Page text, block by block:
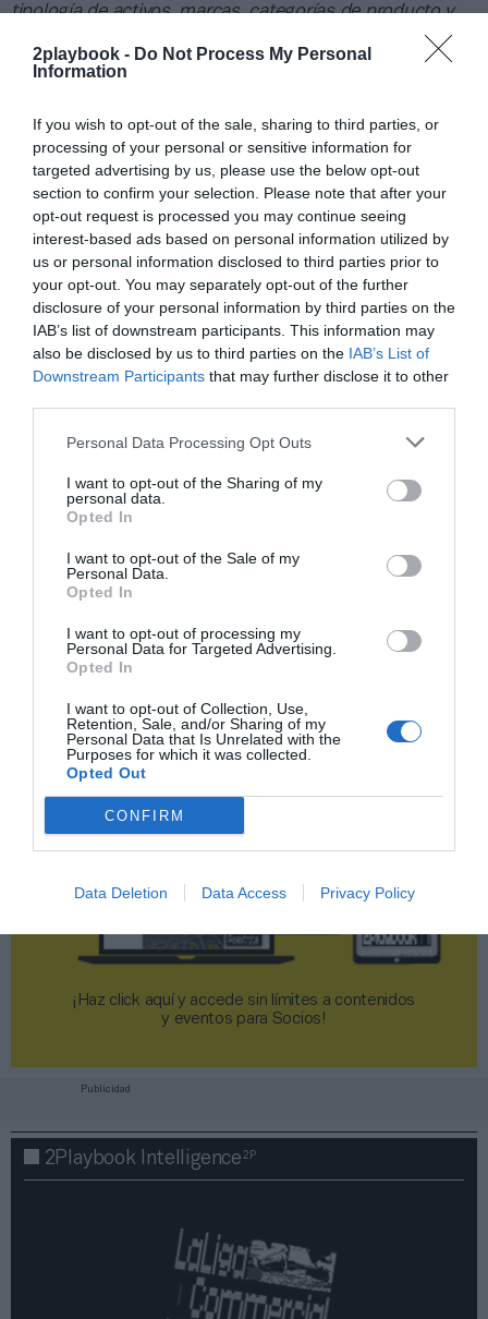
2playbook - Do Not Process My Personal
Information
If you wish to opt-out of the sale, sharing to third parties, or
processing of your personal or sensitive information for
targeted advertising by us, please use the below opt-out
section to confirm your selection. Please note that after your
opt-out request is processed you may continue seeing
interest-based ads based on personal information utilized by
us or personal information disclosed to third parties prior to
your opt-out. You may separately opt-out of the further
disclosure of your personal information by third parties on the
IAB’s list of downstream participants. This information may
also be disclosed by us to third parties on the IAB’s List of
Downstream Participants that may further disclose it to other
Personal Data Processing Opt Outs
I want to opt-out of the Sharing of my
personal data.
Opted In
I want to opt-out of the Sale of my
Personal Data.
Opted In
I want to opt-out of processing my
Personal Data for Targeted Advertising.
Opted In
I want to opt-out of Collection, Use,
Retention, Sale, and/or Sharing of my
Personal Data that Is Unrelated with the
Purposes for which it was collected.
Opted Out
CONFIRM
Data Deletion Data Access Privacy Policy
Índex2P
Rfef
tipología de activos, marcas, categorías de producto y
quieres más información, contacta con nosotros a
través deintelligence@2playbook.com
Añadir2Playbookcomo fuente preferida de Google
de forma gratuita
Mantente informado con las últimas noticias de actualidad.
ACTIVAR AHORA
Compartir
Imprimir
Publicidad
2Playbook Club2P
¡Haz click aquí y accede sin límites a contenidos
y eventos para Socios!​​​​​​​
Publicidad
2Playbook Intelligence2P